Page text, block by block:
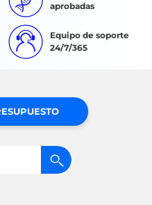
aprobadas
Equipo de soporte
24/7/365